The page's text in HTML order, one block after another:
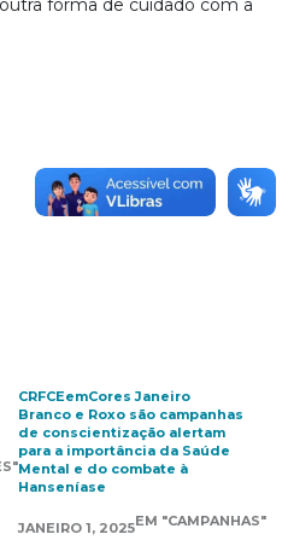
forma de cuidado com a
CRFCEemCores Janeiro
Branco e Roxo são campanhas
de conscientização alertam
para a importância da Saúde
Mental e do combate à
Hanseníase
JANEIRO 1, 2025EM "CAMPANHAS"